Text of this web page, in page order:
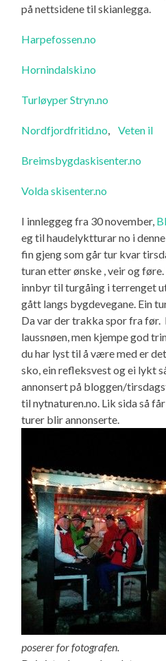
på nettsidene til skianlegga.
Harpefossen.no
Hornindalski.no
Turløyper Stryn.no
Nordfjordfritid.no,Veten il
Breimsbygdaskisenter.no
Volda skisenter.no
I innleggeg fra 30 november,
eg til haudelyktturar no i
fin gjeng som går tur kvar
turan etter ønske , veir og
innbyr til turgåing i terrenget
gått langs bygdevegane. Ein
Da var der trakka spor fra før.
laussnøen, men kjempe god
du har lyst til å være med er
sko, ein refleksvest og ei lykt
annonsert på bloggen/
til nytnaturen.no. Lik sida så
turer blir annonserte.
poserer for fotografen.